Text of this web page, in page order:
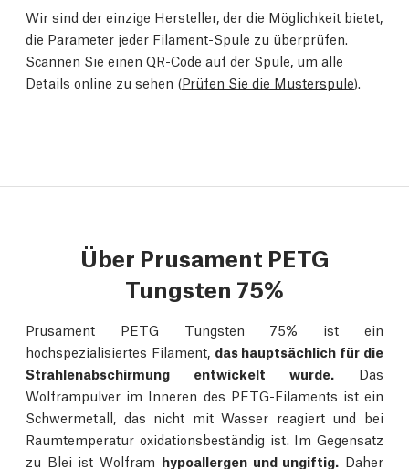
Wir sind der einzige Hersteller, der die Möglichkeit bietet,
die Parameter jeder Filament-Spule zu überprüfen.
Scannen Sie einen QR-Code auf der Spule, um alle
Details online zu sehen (Prüfen Sie die Musterspule).
Über Prusament PETG
Tungsten 75%
Prusament PETG Tungsten 75% ist ein
hochspezialisiertes Filament, das hauptsächlich für die
Strahlenabschirmung entwickelt wurde. Das
Wolframpulver im Inneren des PETG-Filaments ist ein
Schwermetall, das nicht mit Wasser reagiert und bei
Raumtemperatur oxidationsbeständig ist. Im Gegensatz
zu Blei ist Wolfram hypoallergen und ungiftig. Daher